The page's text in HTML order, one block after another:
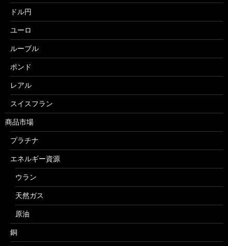
ドル円
ユーロ
ルーブル
ポンド
レアル
スイスフラン
商品市場
プラチナ
エネルギー資源
ウラン
天然ガス
原油
銅